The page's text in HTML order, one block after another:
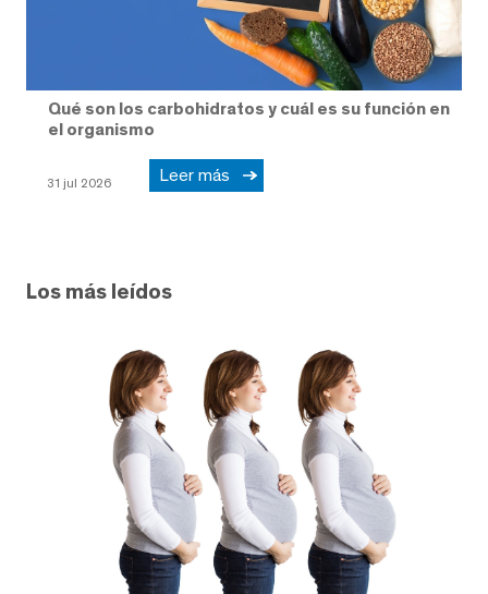
Qué son los carbohidratos y cuál es su función en
el organismo
31 jul 2026 Leer más
Los más leídos